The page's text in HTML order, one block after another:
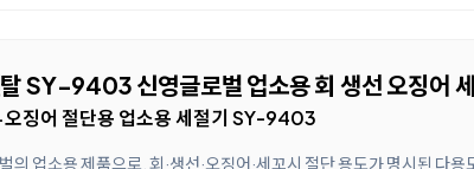
SY-9403 신영글로벌 업소용 회 생선 오징어
오징어 절단용 업소용 세절기 SY-9403
의 업소용 제품으로, 회·생선·오징어·세꼬시 절단 용도가 명시된 다용